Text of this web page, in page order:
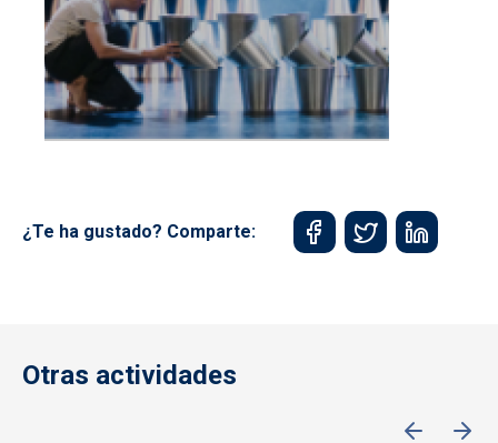
¿Te ha gustado? Comparte:
Otras actividades